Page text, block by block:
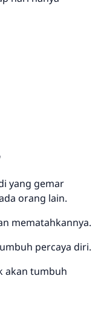
orang lain.
mematahkannya.
percaya diri.
akan tumbuh